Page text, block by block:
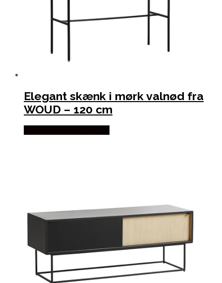
Elegant skænk i mørk valnød fra
WOUD – 120 cm